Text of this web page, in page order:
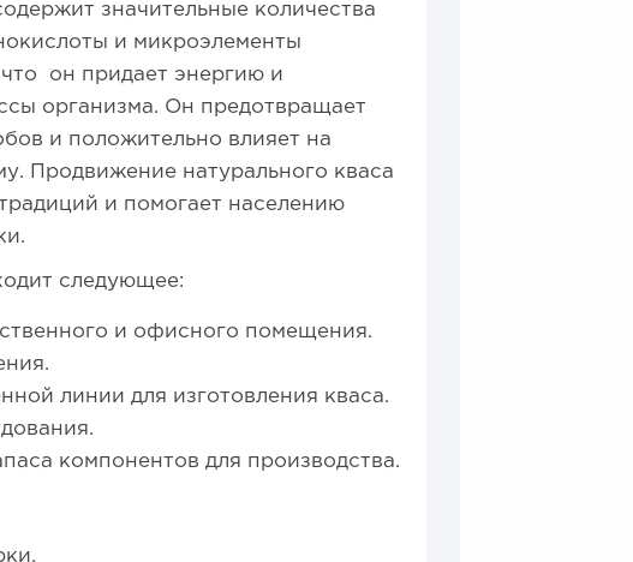
значительные количества
и микроэлементы
он придает энергию и
организма. Он предотвращает
и положительно влияет на
Продвижение натурального кваса
и помогает населению
следующее:
и офисного помещения.
линии для изготовления кваса.
компонентов для производства.